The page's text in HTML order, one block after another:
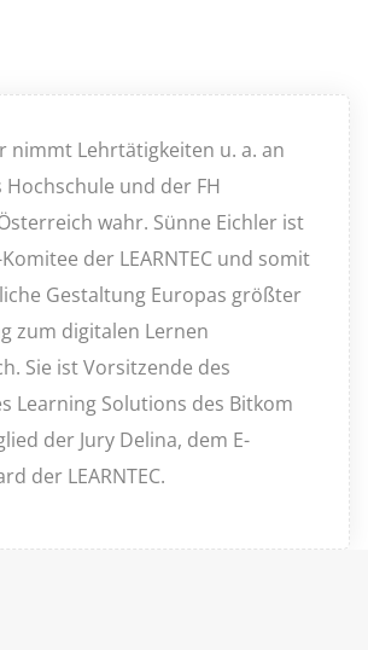
nimmt Lehrtätigkeiten u. a. an
Hochschule und der FH
wahr. Sünne Eichler ist
der LEARNTEC und somit
Gestaltung Europas größter
zum digitalen Lernen
Sie ist Vorsitzende des
Learning Solutions des Bitkom
der Jury Delina, dem E-
der LEARNTEC.